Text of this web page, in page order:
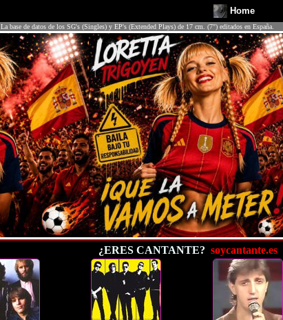
Home
La base de datos de los SG's (Singles) y EP's (Extended Plays) de 17 cm. (7") editados en España.
¿ERES CANTANTE? soycantante.es